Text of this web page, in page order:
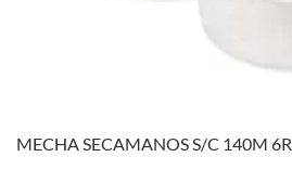
MECHA SECAMANOS S/C 140M 6R